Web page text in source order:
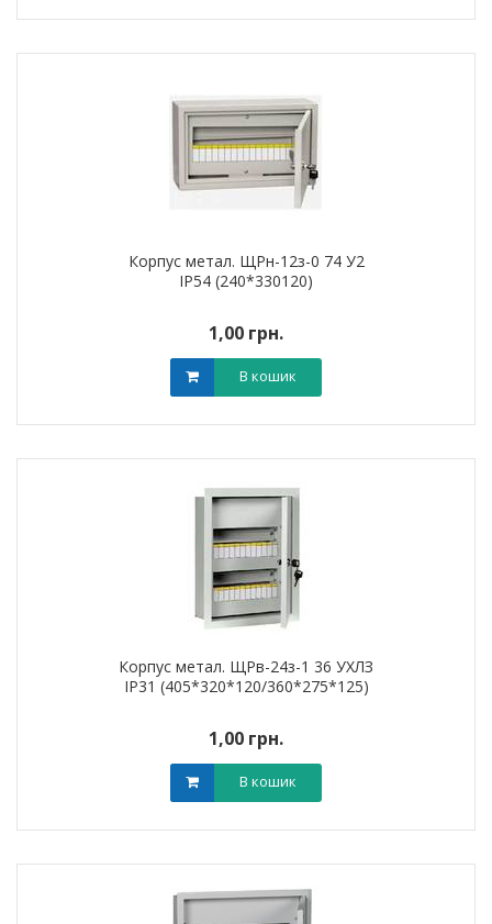
Корпус метал. ЩРн-12з-0 74 У2
IP54 (240*330120)
1,00 грн.
В кошик
Корпус метал. ЩРв-24з-1 36 УХЛЗ
IP31 (405*320*120/360*275*125)
1,00 грн.
В кошик